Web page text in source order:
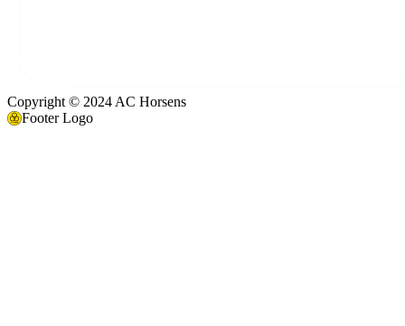
Copyright © 2024 AC Horsens
Footer Logo